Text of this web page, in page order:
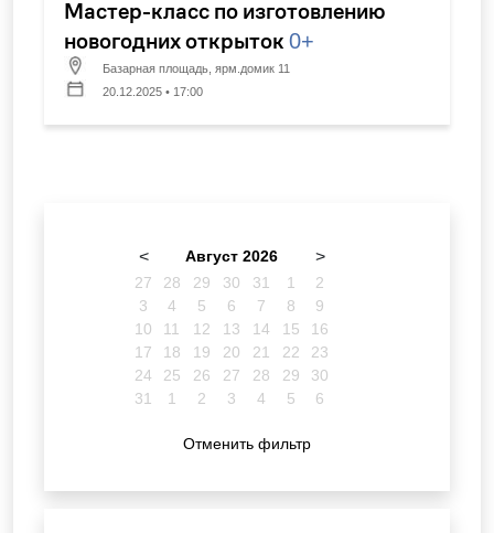
Мастер-класс по изготовлению
новогодних открыток 0+
Базарная площадь, ярм.домик 11
20.12.2025 • 17:00
< Август 2026 >
27 28 29 30 31 1
2
3
4 5 6 7 8
9
10
11 12 13 14 15
16
17
18 19 20 21 22
23
24
25 26 27 28 29
30
31
1 2 3 4 5 6
Отменить фильтр